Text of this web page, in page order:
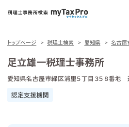
トップページ 税理士検索 愛知県 名古屋
足立雄一税理士事務所
愛知県名古屋市緑区浦里５丁目３５８番地
認定支援機関